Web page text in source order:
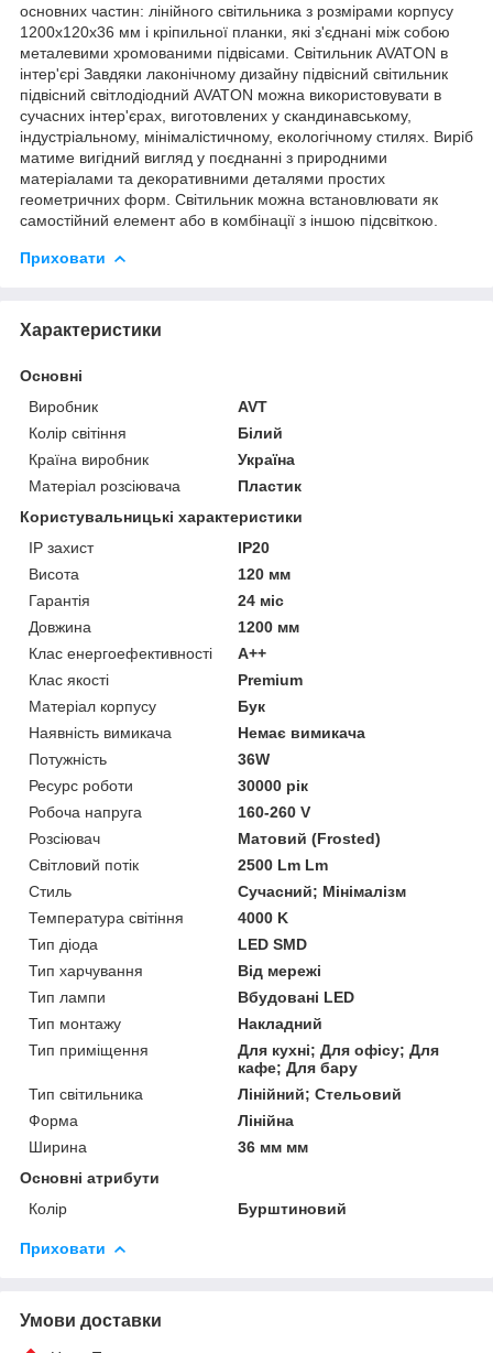
основних частин: лінійного світильника з розмірами корпусу
1200х120х36 мм і кріпильної планки, які з'єднані між собою
металевими хромованими підвісами. Світильник AVATON в
інтер'єрі Завдяки лаконічному дизайну підвісний світильник
підвісний світлодіодний AVATON можна використовувати в
сучасних інтер'єрах, виготовлених у скандинавському,
індустріальному, мінімалістичному, екологічному стилях. Виріб
матиме вигідний вигляд у поєднанні з природними
матеріалами та декоративними деталями простих
геометричних форм. Світильник можна встановлювати як
самостійний елемент або в комбінації з іншою підсвіткою.
Приховати
Характеристики
Основні
Виробник
AVT
Колір світіння
Білий
Країна виробник
Україна
Матеріал розсіювача
Пластик
Користувальницькі характеристики
IP захист
IP20
Висота
120 мм
Гарантія
24 міс
Довжина
1200 мм
Клас енергоефективності
A++
Клас якості
Premium
Матеріал корпусу
Бук
Наявність вимикача
Немає вимикача
Потужність
36W
Ресурс роботи
30000 рік
Робоча напруга
160-260 V
Розсіювач
Матовий (Frosted)
Світловий потік
2500 Lm Lm
Стиль
Сучасний; Мінімалізм
Температура світіння
4000 K
Тип діода
LED SMD
Тип харчування
Від мережі
Тип лампи
Вбудовані LED
Тип монтажу
Накладний
Тип приміщення
Для кухні; Для офісу; Для
кафе; Для бару
Тип світильника
Лінійний; Стельовий
Форма
Лінійна
Ширина
36 мм мм
Основні атрибути
Колір
Бурштиновий
Приховати
Умови доставки